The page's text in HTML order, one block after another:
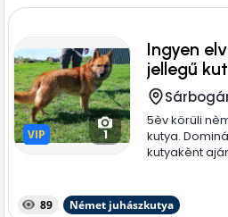
VIP
VIP 1
Ingyen
jellegű
5èv körüli
kutya.
kutyakènt
89 Német juhászkutya